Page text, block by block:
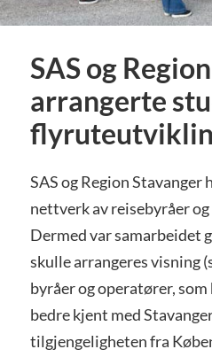
SAS og
arrangerte
SAS og Region Stavanger
nettverk av reisebyråer
Dermed var samarbeidet
skulle arrangeres visning
byråer og operatører,
bedre kjent med
tilgjengeligheten fra